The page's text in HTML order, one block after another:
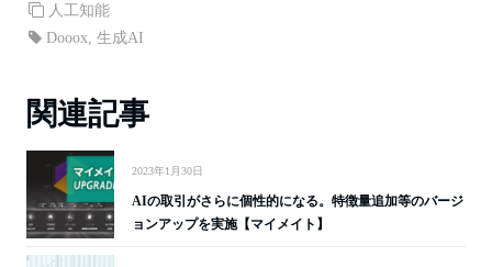
ok
人工知能
Dooox 生成AI
関連記事
2023年1月30日
AIの取引がさらに個性的になる。特徴量追加等のバージ
ョンアップを実施【マイメイト】